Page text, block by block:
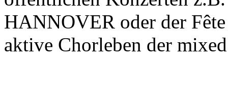
HANNOVER oder der
aktive Chorleben der